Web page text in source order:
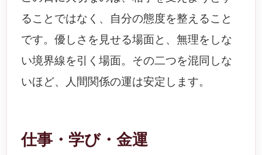
ることではなく、自分の態度を整えること
です。優しさを見せる場面と、無理をしな
い境界線を引く場面。その二つを混同しな
いほど、人間関係の運は安定します。
仕事・学び・金運